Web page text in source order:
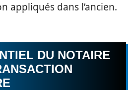
appliqués dans l’ancien.
DU NOTAIRE